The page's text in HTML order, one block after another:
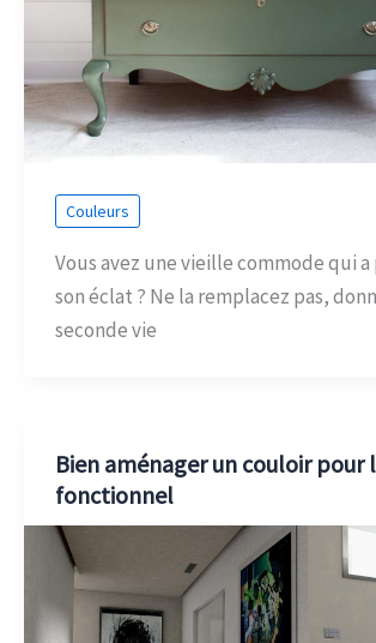
Couleurs
Vous avez une vieille commode qui
son éclat ? Ne la remplacez pas,
seconde vie
Bien aménager un couloir pour
fonctionnel